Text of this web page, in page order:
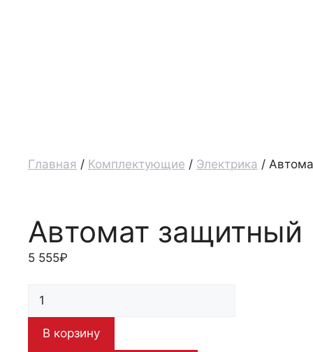
Главная / Комплектующие / Электрика /
Автомат защитный
5 555₽
Количество
Автомат
защитный
В корзину